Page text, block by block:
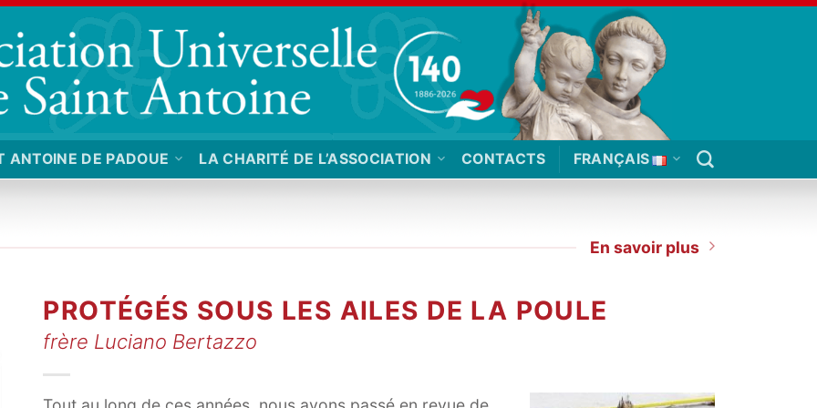
ANTOINE DE PADOUE LA CHARITÉ DE L’ASSOCIATION CONTACTS FRANÇAIS
En savoir plus
PROTÉGÉS SOUS LES AILES DE LA POULE
frère Luciano Bertazzo